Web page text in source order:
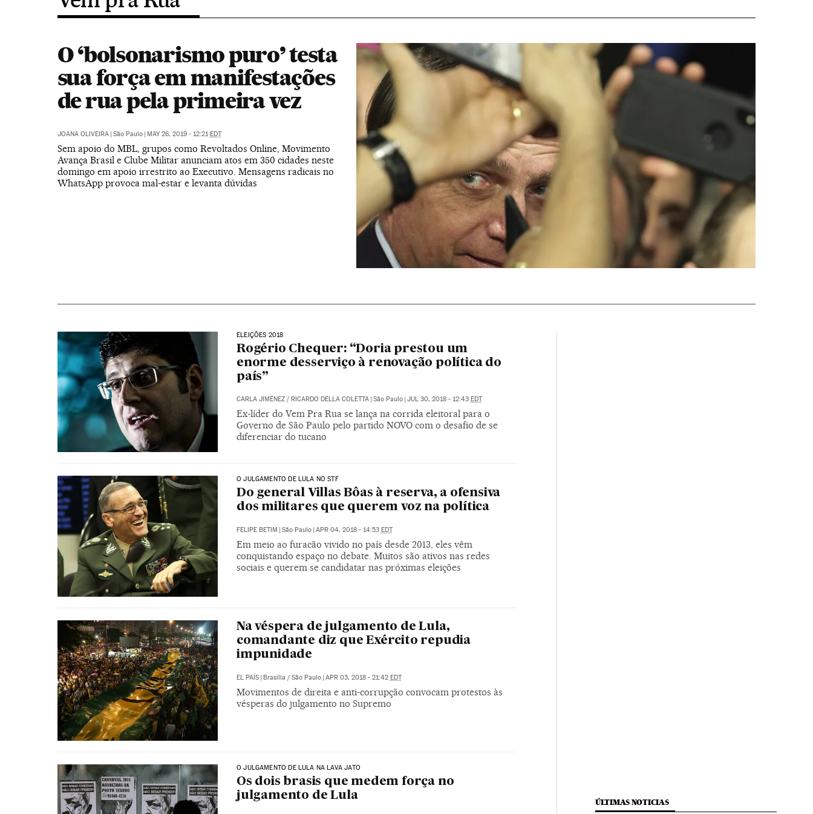
O ‘bolsonarismo puro’ testa
sua força em manifestações
de rua pela primeira vez
JOANA OLIVEIRA | São Paulo | MAY 26, 2019 - 12:21EDT
Sem apoio do MBL, grupos como Revoltados Online, Movimento
Avança Brasil e Clube Militar anunciam atos em 350 cidades neste
domingo em apoio irrestrito ao Executivo. Mensagens radicais no
WhatsApp provoca mal-estar e levanta dúvidas
ELEIÇÕES 2018
Rogério Chequer: “Doria prestou um
enorme desserviço à renovação política do
país”
CARLA JIMÉNEZ/ RICARDO DELLA COLETTA | São Paulo | JUL 30, 2018 - 12:43 EDT
Ex-líder do Vem Pra Rua se lança na corrida eleitoral para o
Governo de São Paulo pelo partido NOVO com o desafio de se
diferenciar do tucano
O JULGAMENTO DE LULA NO STF
Do general Villas Bôas à reserva, a ofensiva
dos militares que querem voz na política
FELIPE BETIM São Paulo APR 04, 2018 - 14:53 EDT
Em meio ao furacão vivido no país desde 2013, eles vêm
conquistando espaço no debate. Muitos são ativos nas redes
sociais e querem se candidatar nas próximas eleições
Na véspera de julgamento de Lula,
comandante diz que Exército repudia
impunidade
EL PAÍS Brasília / São Paulo APR 03, 2018 - 21:42 EDT
Movimentos de direita e anti-corrupção convocam protestos às
vésperas do julgamento no Supremo
O JULGAMENTO DE LULA NA LAVA JATO
Os dois brasis que medem força no
julgamento de Lula
ÚLTIMAS NOTICIAS